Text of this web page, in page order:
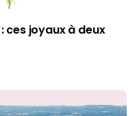
joyaux à deux